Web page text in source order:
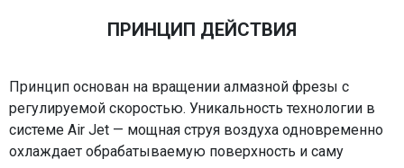
ПРИНЦИП ДЕЙСТВИЯ
Принцип основан на вращении алмазной фрезы с
регулируемой скоростью. Уникальность технологии в
системе Air Jet — мощная струя воздуха одновременно
охлаждает обрабатываемую поверхность и саму